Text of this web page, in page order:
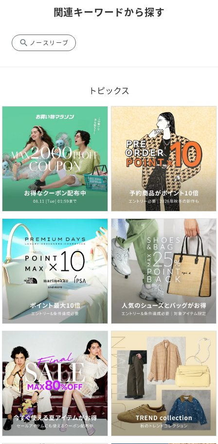
関連キーワードから探す
search ノースリーブ
トピックス